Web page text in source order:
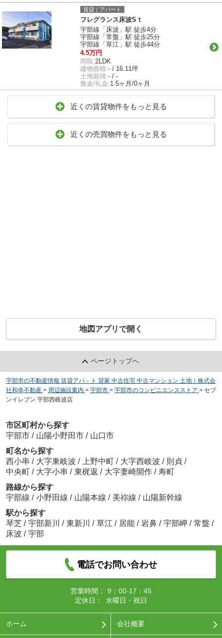
賃貸｜アパート
フレグランス床波Sｔ
宇部線「床波」駅 徒歩4分
宇部線「常盤」駅 徒歩25分
宇部線「草江」駅 徒歩44分
4.5万円
間取:2LDK
建物面積:- / 16.11坪
土地面積:- / -
敷金/礼金:1.5ヶ月/0ヶ月
近くの賃貸物件をもっと見る
近くの売買物件をもっと見る
地図アプリで開く
ページトップへ
宇部市の不動産情報 賃貸アパ－ト 貸家 中古住宅 中古マンション 土地｜株式会
社和幸不動産 > 周辺施設案内 > 宇部市 > 宇部市のコンビニエンスストア > セブ
ンイレブン 宇部西岐波店
市区町村から探す
宇部市 / 山陽小野田市 / 山口市
町名から探す
西小串 / 大字東岐波 / 上野中町 / 大字西岐波 / 則貞 /
中央町 / 大字小串 / 東梶返 / 大字妻崎開作 / 寿町
路線から探す
宇部線 / 小野田線 / 山陽本線 / 美祢線 / 山陽新幹線
駅から探す
琴芝 / 宇部新川 / 東新川 / 草江 / 居能 / 岩鼻 / 宇部岬 / 常盤 /
床波 / 宇部
電話でお問い合わせ
営業時間：
9：00-17：45
定休日：
水曜日・祝日
ホーム 会社概要